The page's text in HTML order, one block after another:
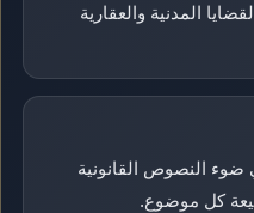
29 عامًا في القضايا المدنية والعقارية
ضوء النصوص القانونية
كل موضوع.